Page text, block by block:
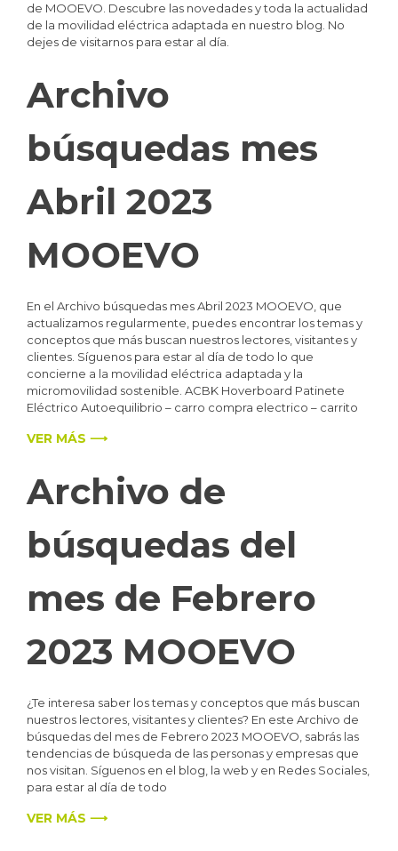
de MOOEVO. Descubre las novedades y toda la actualidad
de la movilidad eléctrica adaptada en nuestro blog. No
dejes de visitarnos para estar al día.
Archivo
búsquedas mes
Abril 2023
MOOEVO
En el Archivo búsquedas mes Abril 2023 MOOEVO, que
actualizamos regularmente, puedes encontrar los temas y
conceptos que más buscan nuestros lectores, visitantes y
clientes. Síguenos para estar al día de todo lo que
concierne a la movilidad eléctrica adaptada y la
micromovilidad sostenible. ACBK Hoverboard Patinete
Eléctrico Autoequilibrio – carro compra electrico – carrito
VER MÁS ⟶
Archivo de
búsquedas del
mes de Febrero
2023 MOOEVO
¿Te interesa saber los temas y conceptos que más buscan
nuestros lectores, visitantes y clientes? En este Archivo de
búsquedas del mes de Febrero 2023 MOOEVO, sabrás las
tendencias de búsqueda de las personas y empresas que
nos visitan. Síguenos en el blog, la web y en Redes Sociales,
para estar al día de todo
VER MÁS ⟶